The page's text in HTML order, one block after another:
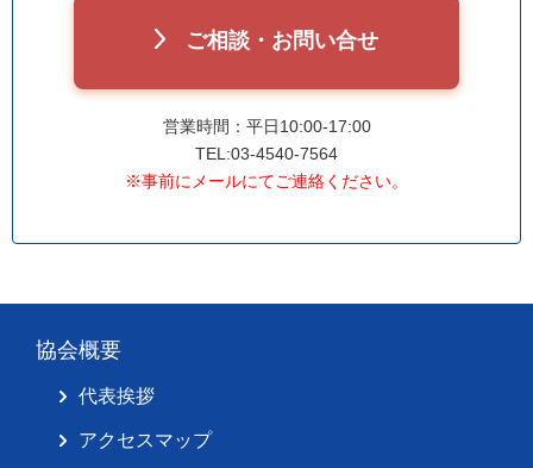
ご相談・お問い合せ
営業時間：平日10:00-17:00
TEL:03-4540-7564
※事前にメールにてご連絡ください。
協会概要
代表挨拶
アクセスマップ